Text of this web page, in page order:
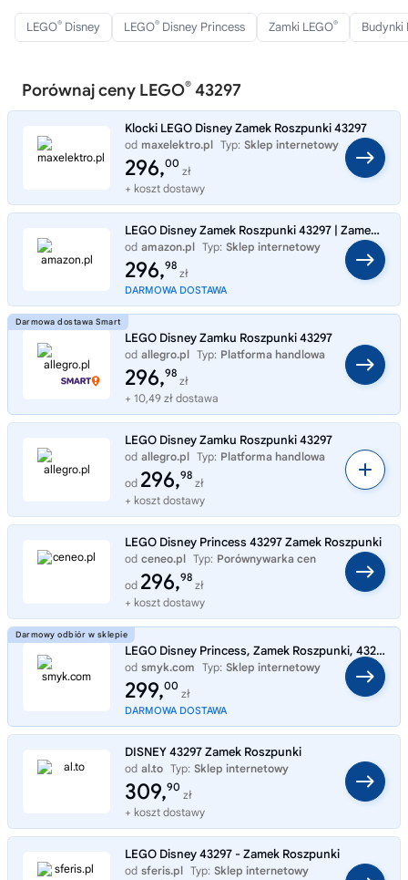
LEGO® Disney LEGO® Disney Princess Zamki LEGO® Budynki
Porównaj ceny LEGO® 43297
Klocki LEGO Disney Zamek Roszpunki 43297
od maxelektro.pl Typ: Sklep internetowy
296,00
zł
+ koszt dostawy
LEGO Disney Zamek Roszpunki 43297 | Zamek z bajki, zestaw z postaciami, prezent dla dziewczynki i chłopca 6+, 676 elemen
od amazon.pl Typ: Sklep internetowy
296,98
zł
DARMOWA DOSTAWA
LEGO Disney Zamku Roszpunki 43297
od allegro.pl Typ: Platforma handlowa
296,98
zł
+ 10,49 zł dostawa
LEGO Disney Zamku Roszpunki 43297
od allegro.pl Typ: Platforma handlowa
od 296,98
zł
+ koszt dostawy
LEGO Disney Princess 43297 Zamek Roszpunki
od ceneo.pl Typ: Porównywarka cen
od 296,98
zł
+ koszt dostawy
LEGO Disney Princess, Zamek Roszpunki, 43297
od smyk.com Typ: Sklep internetowy
299,00
zł
DARMOWA DOSTAWA
DISNEY 43297 Zamek Roszpunki
od al.to Typ: Sklep internetowy
309,90
zł
+ koszt dostawy
LEGO Disney 43297 - Zamek Roszpunki
od sferis.pl Typ: Sklep internetowy